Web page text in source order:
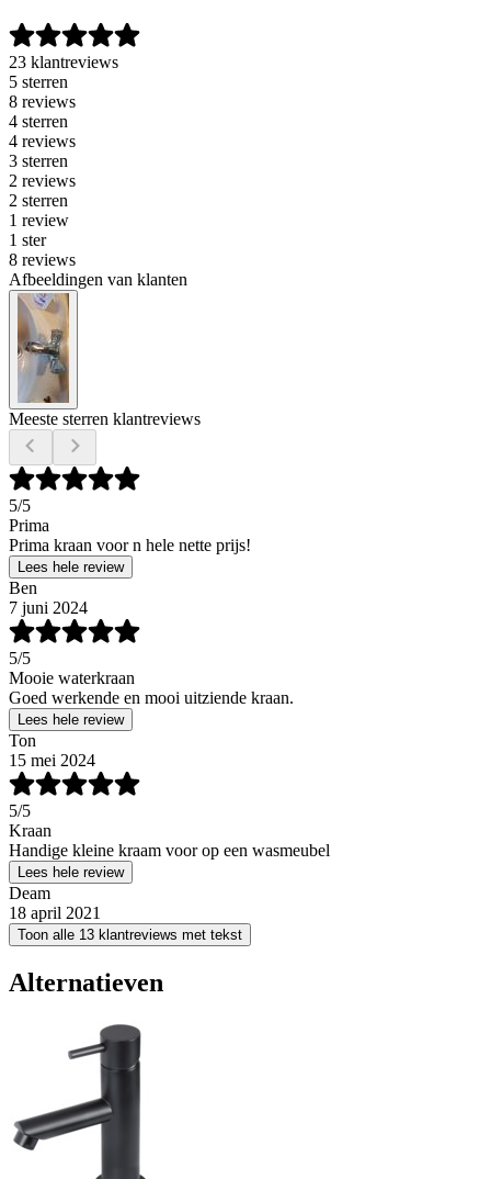
23 klantreviews
5 sterren
8 reviews
4 sterren
4 reviews
3 sterren
2 reviews
2 sterren
1 review
1 ster
8 reviews
Afbeeldingen van klanten
Meeste sterren klantreviews
5/5
Prima
Prima kraan voor n hele nette prijs!
Lees hele review
Ben
7 juni 2024
5/5
Mooie waterkraan
Goed werkende en mooi uitziende kraan.
Lees hele review
Ton
15 mei 2024
5/5
Kraan
Handige kleine kraam voor op een wasmeubel
Lees hele review
Deam
18 april 2021
Toon alle 13 klantreviews met tekst
Alternatieven